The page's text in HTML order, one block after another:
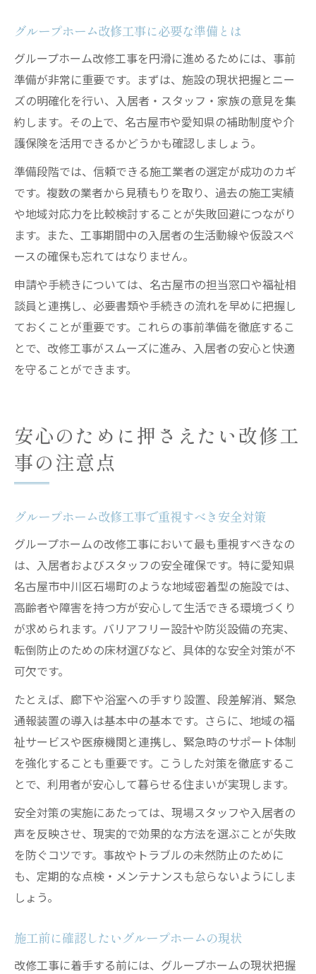
グループホーム改修工事に必要な準備とは
グループホーム改修工事を円滑に進めるためには、事前
準備が非常に重要です。まずは、施設の現状把握とニー
ズの明確化を行い、入居者・スタッフ・家族の意見を集
約します。その上で、名古屋市や愛知県の補助制度や介
護保険を活用できるかどうかも確認しましょう。
準備段階では、信頼できる施工業者の選定が成功のカギ
です。複数の業者から見積もりを取り、過去の施工実績
や地域対応力を比較検討することが失敗回避につながり
ます。また、工事期間中の入居者の生活動線や仮設スペ
ースの確保も忘れてはなりません。
申請や手続きについては、名古屋市の担当窓口や福祉相
談員と連携し、必要書類や手続きの流れを早めに把握し
ておくことが重要です。これらの事前準備を徹底するこ
とで、改修工事がスムーズに進み、入居者の安心と快適
を守ることができます。
安心のために押さえたい改修工
事の注意点
グループホーム改修工事で重視すべき安全対策
グループホームの改修工事において最も重視すべきなの
は、入居者およびスタッフの安全確保です。特に愛知県
名古屋市中川区石場町のような地域密着型の施設では、
高齢者や障害を持つ方が安心して生活できる環境づくり
が求められます。バリアフリー設計や防災設備の充実、
転倒防止のための床材選びなど、具体的な安全対策が不
可欠です。
たとえば、廊下や浴室への手すり設置、段差解消、緊急
通報装置の導入は基本中の基本です。さらに、地域の福
祉サービスや医療機関と連携し、緊急時のサポート体制
を強化することも重要です。こうした対策を徹底するこ
とで、利用者が安心して暮らせる住まいが実現します。
安全対策の実施にあたっては、現場スタッフや入居者の
声を反映させ、現実的で効果的な方法を選ぶことが失敗
を防ぐコツです。事故やトラブルの未然防止のために
も、定期的な点検・メンテナンスも怠らないようにしま
しょう。
施工前に確認したいグループホームの現状
改修工事に着手する前には、グループホームの現状把握